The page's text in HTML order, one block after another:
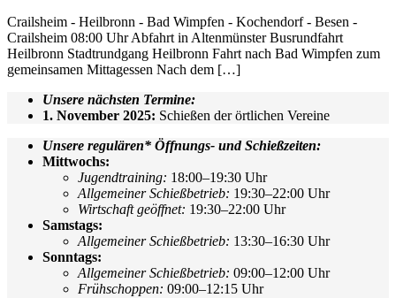
Crailsheim - Heilbronn - Bad Wimpfen - Kochendorf - Besen -
Crailsheim 08:00 Uhr Abfahrt in Altenmünster Busrundfahrt
Heilbronn Stadtrundgang Heilbronn Fahrt nach Bad Wimpfen zum
gemeinsamen Mittagessen Nach dem […]
Unsere nächsten Termine:
1. November 2025: Schießen der örtlichen Vereine
Unsere regulären* Öffnungs- und Schießzeiten:
Mittwochs:
Jugendtraining: 18:00–19:30 Uhr
Allgemeiner Schießbetrieb: 19:30–22:00 Uhr
Wirtschaft geöffnet: 19:30–22:00 Uhr
Samstags:
Allgemeiner Schießbetrieb: 13:30–16:30 Uhr
Sonntags:
Allgemeiner Schießbetrieb: 09:00–12:00 Uhr
Frühschoppen: 09:00–12:15 Uhr